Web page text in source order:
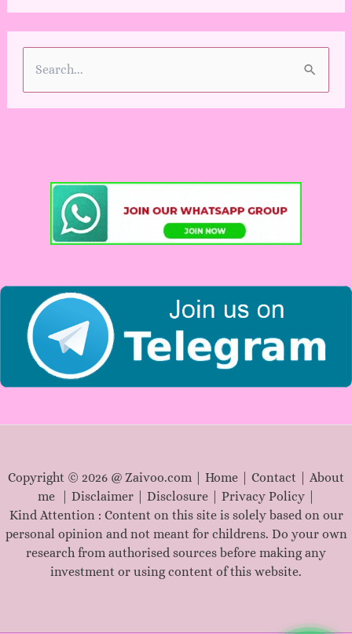
Copyright © 2026 @ Zaivoo.com | Home Contact
About
me
Disclaimer| Disclosure| Privacy Policy|
Kind Attention : Content on this site is solely based on our
personal opinion and not meant for childrens. Do your own
research from authorised sources before making any
investment or using content of this website.